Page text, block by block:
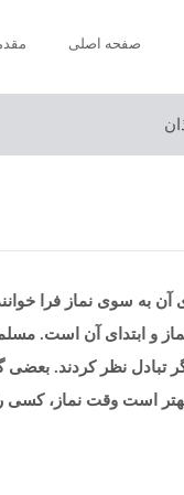
صفحه اصلى
به سوی نماز فرا
و ابتدای آن است.
تبادل نظر كردند.